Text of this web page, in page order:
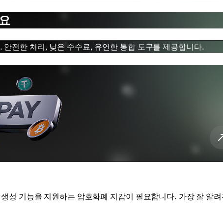
전한 처리, 낮은 수수료, 유연한 통합 도구를 제공합니다.
성 기능을 지원하는 암호화폐 지갑이 필요합니다. 가장 잘 알